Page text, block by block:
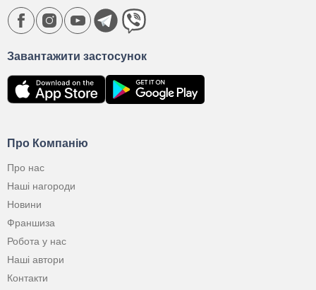
Про Компанію
Про нас
Наші нагороди
Новини
Франшиза
Робота у нас
Наші автори
Контакти
Завантажити застосунок